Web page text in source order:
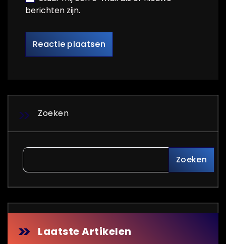
berichten zijn.
Zoeken
Zoeken
Laatste Artikelen